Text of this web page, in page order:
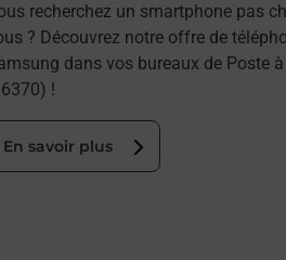
recherchez un smartphone pas
? Découvrez notre offre de
dans vos bureaux de Poste à
!
En savoir plus